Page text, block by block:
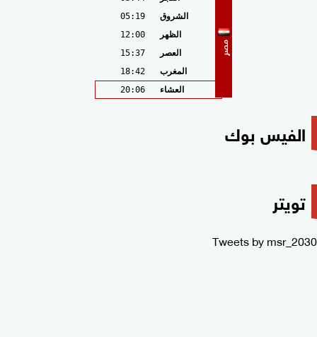
مصر
الشروق
05:19
الظهر
12:00
العصر
15:37
المغرب
18:42
العشاء
20:06
الفيس بوك
تويتر
Tweets by msr_2030